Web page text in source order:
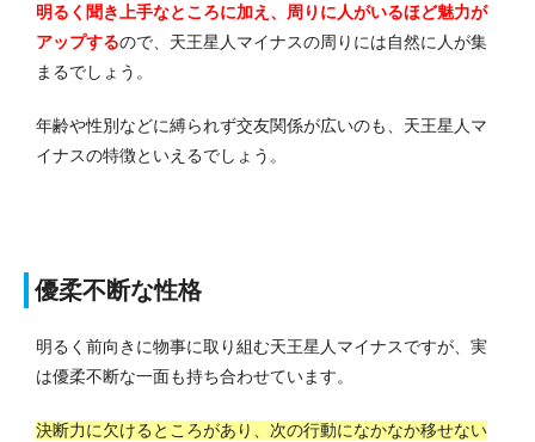
明るく聞き上手なところに加え、周りに人がいるほど魅力が
アップするので、天王星人マイナスの周りには自然に人が集
まるでしょう。
年齢や性別などに縛られず交友関係が広いのも、天王星人マ
イナスの特徴といえるでしょう。
優柔不断な性格
明るく前向きに物事に取り組む天王星人マイナスですが、実
は優柔不断な一面も持ち合わせています。
決断力に欠けるところがあり、次の行動になかなか移せない